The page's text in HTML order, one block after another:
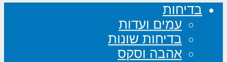
בדיחות
עמים ועדות
בדיחות שונות
אהבה וסקס